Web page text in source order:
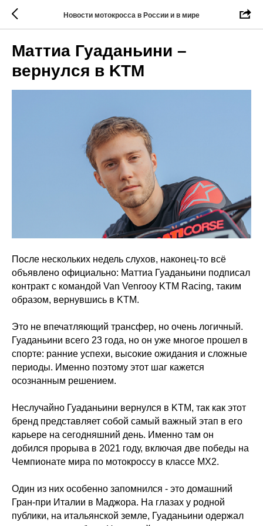
Новости мотокросса в России и в мире
Маттиа Гуаданьини –
вернулся в KTM
После нескольких недель слухов, наконец-то всё
объявлено официально: Маттиа Гуаданьини подписал
контракт с командой Van Venrooy KTM Racing, таким
образом, вернувшись в KTM.
Это не впечатляющий трансфер, но очень логичный.
Гуаданьини всего 23 года, но он уже многое прошел в
спорте: ранние успехи, высокие ожидания и сложные
периоды. Именно поэтому этот шаг кажется
осознанным решением.
Неслучайно Гуаданьини вернулся в KTM, так как этот
бренд представляет собой самый важный этап в его
карьере на сегодняшний день. Именно там он
добился прорыва в 2021 году, включая две победы на
Чемпионате мира по мотокроссу в классе MX2.
Один из них особенно запомнился - это домашний
Гран-при Италии в Маджора. На глазах у родной
публики, на итальянской земле, Гуаданьини одержал